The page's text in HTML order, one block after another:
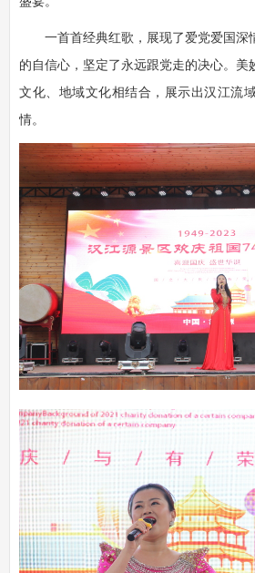
一首首经典红歌，展现了爱党爱国深
的自信心，坚定了永远跟党走的决心。美
文化、地域文化相结合，展示出汉江流
情。